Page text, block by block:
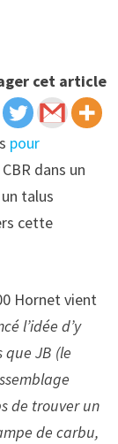
cet article
pour
dans un
talus
cette
Hornet vient
l’idée d’y
que JB (le
de trouver un
de carbu,